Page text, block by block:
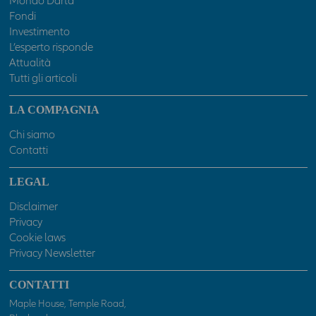
sottostante, si dichiara di essere un professionista ed accettare
senza riserva o eccezione alcuna e sotto la propria
responsabilità tutto quanto indicato sopra, nonché nelle
ulteriori specifiche avvertenze che potranno essere presenti in
sezioni o pagine del presente sito. In caso contrario l'accesso al
presente sito sarà negato.
Fondi
Investimento
L’esperto risponde
Attualità
Tutti gli articoli
LA COMPAGNIA
Chi siamo
Contatti
LEGAL
Disclaimer
Privacy
Cookie laws
Privacy Newsletter
CONTATTI
Maple House, Temple Road,